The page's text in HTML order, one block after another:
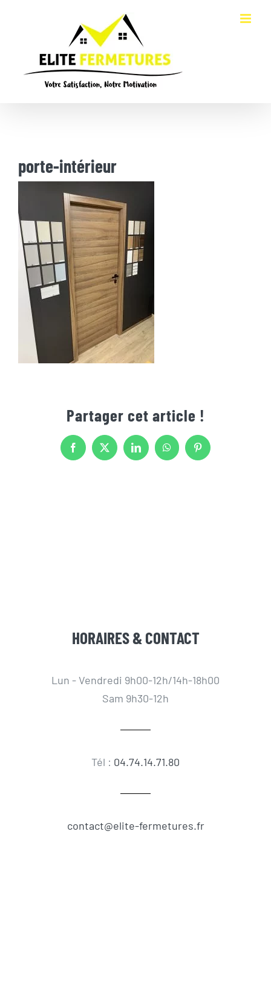
porte-intérieur
Partager cet article !
Facebook
X LinkedInWhatsAppPinterest
HORAIRES & CONTACT
Lun - Vendredi 9h00-12h/14h-18h00
Sam 9h30-12h
Tél : 04.74.14.71.80
contact@elite-fermetures.fr